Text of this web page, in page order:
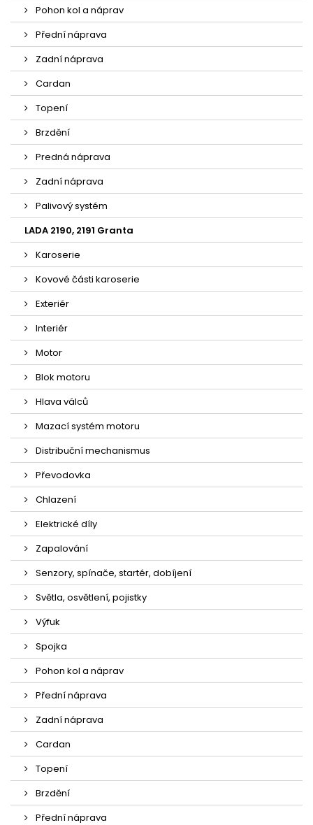
Pohon kol a náprav
Přední náprava
Zadní náprava
Cardan
Topení
Brzdění
Predná náprava
Zadní náprava
Palivový systém
LADA 2190, 2191 Granta
Karoserie
Kovové části karoserie
Exteriér
Interiér
Motor
Blok motoru
Hlava válců
Mazací systém motoru
Distribuční mechanismus
Převodovka
Chlazení
Elektrické díly
Zapalování
Senzory, spínače, startér, dobíjení
Světla, osvětlení, pojistky
Výfuk
Spojka
Pohon kol a náprav
Přední náprava
Zadní náprava
Cardan
Topení
Brzdění
Přední náprava